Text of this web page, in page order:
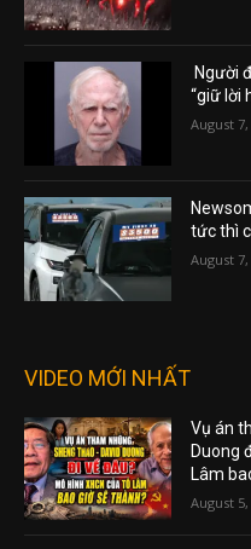
Người
“giữ lời
August 7,
tức thì
August 7,
VIDEO MỚI NHẤT
Vụ án
Duong
Lâm
August 5,